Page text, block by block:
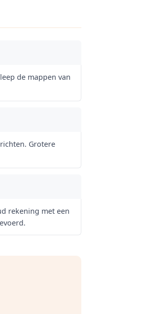
de mappen van
Grotere
rekening met een